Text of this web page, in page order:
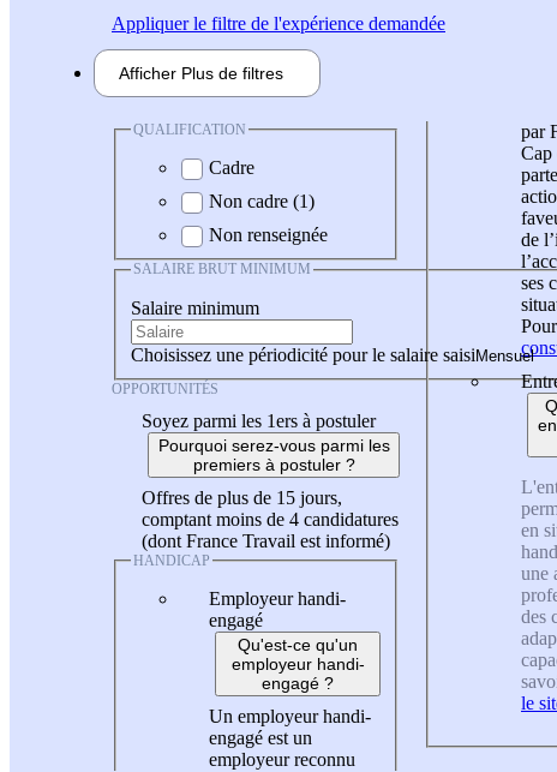
Appliquerle filtre de l'expérience demandée
Afficher Plus de filtres
QUALIFICATION
Cadre
Non cadre (1)
Non renseignée
SALAIRE BRUT MINIMUM
Salaire minimum
Choisissez une périodicité pour le salaire saisi
OPPORTUNITÉS
Soyez parmi les 1ers à postuler
Pourquoi serez-vous parmi les
premiers à postuler ?
Offres de plus de 15 jours,
comptant moins de 4 candidatures
(dont France Travail est informé)
HANDICAP
Employeur handi-
engagé
Qu'est-ce qu'un
employeur handi-
engagé ?
Un employeur handi-
engagé est un
employeur reconnu
par
Cap
de
ses
en
une
des
le